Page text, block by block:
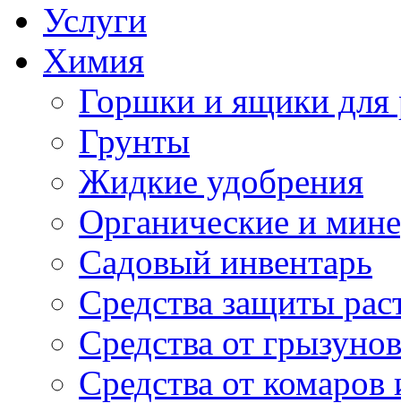
Услуги
Химия
Горшки и ящики для
Грунты
Жидкие удобрения
Органические и
Садовый инвентарь
Средства защиты
Средства от грызунов
Средства от